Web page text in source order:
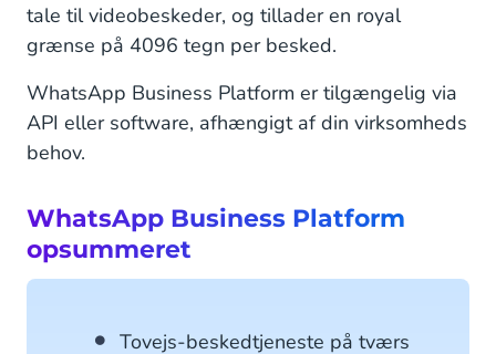
tale til videobeskeder, og tillader en royal
grænse på 4096 tegn per besked.
WhatsApp Business Platform er tilgængelig via
API eller software, afhængigt af din virksomheds
behov.
WhatsApp Business Platform
opsummeret
Tovejs-beskedtjeneste på tværs